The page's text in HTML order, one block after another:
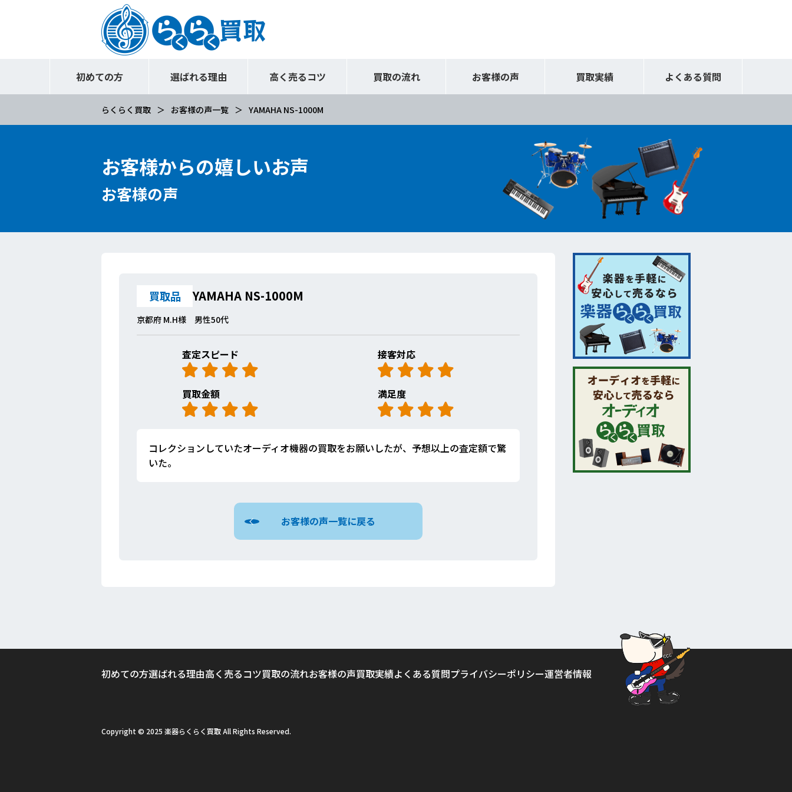
初めての方 選ばれる理由 高く売るコツ 買取の流れ お客様の声 買取実績 よくある質問
らくらく買取 お客様の声一覧 YAMAHA NS-1000M
お客様からの嬉しいお声
お客様の声
買取品 YAMAHA NS-1000M
京都府 M.H様 男性50代
査定スピード 接客対応
買取金額 満足度
コレクションしていたオーディオ機器の買取をお願いしたが、予想以上の査定額で驚
いた。
お客様の声一覧に戻る
初めての方選ばれる理由高く売るコツ買取の流れお客様の声買取実績よくある質問プライバシーポリシー運営者情報
Copyright © 2025 楽器らくらく買取 All Rights Reserved.